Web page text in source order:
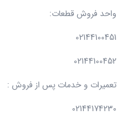
واحد فروش قطعات:
02144100451
02144100452
تعمیرات و خدمات پس از فروش :
02144174230